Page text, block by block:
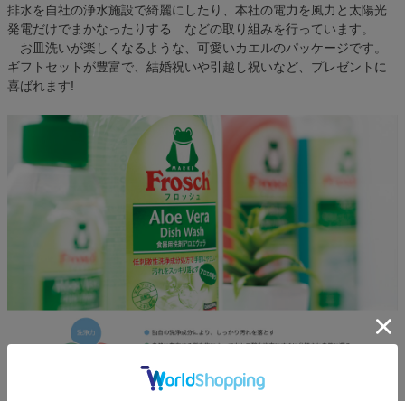
排水を自社の浄水施設で綺麗にしたり、本社の電力を風力と太陽光
発電だけでまかなったりする…などの取り組みを行っています。
お皿洗いが楽しくなるような、可愛いカエルのパッケージです。
ギフトセットが豊富で、結婚祝いや引越し祝いなど、プレゼントに
喜ばれます!